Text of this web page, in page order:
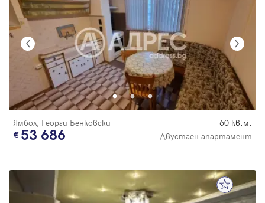
Ямбол, Георги Бенковски 60 кв.м.
53 686 Двустаен апартамент
Регистрация